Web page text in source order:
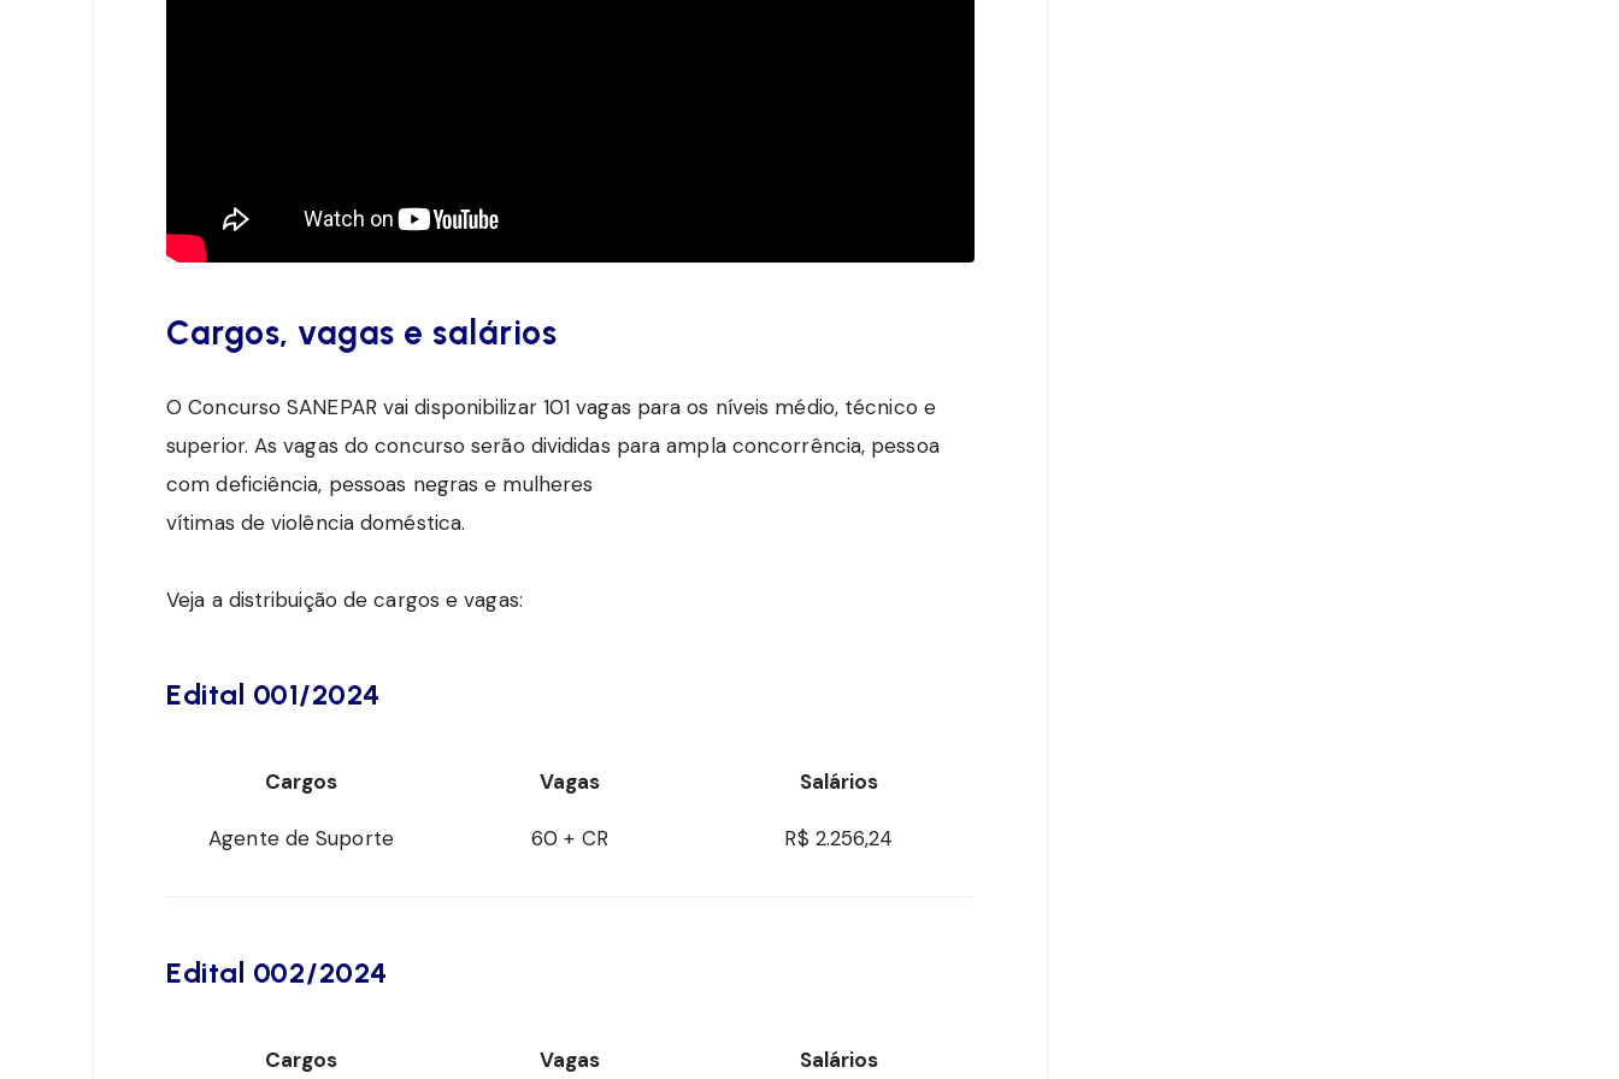
Cargos, vagas e salários
O Concurso SANEPAR vai disponibilizar 101 vagas para os níveis médio, técnico e
superior. As vagas do concurso serão divididas para ampla concorrência, pessoa
com deficiência, pessoas negras e mulheres
vítimas de violência doméstica.
Veja a distribuição de cargos e vagas:
Edital 001/2024
Cargos Vagas Salários
Agente de Suporte 60 + CR R$ 2.256,24
Edital 002/2024
Cargos Vagas Salários